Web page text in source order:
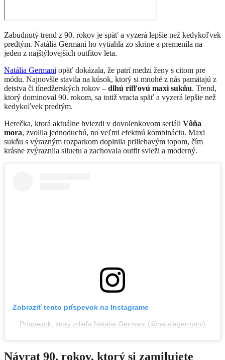
Zabudnutý trend z 90. rokov je späť a vyzerá lepšie než kedykoľvek
predtým. Natália Germani ho vytiahla zo skrine a premenila na
jeden z najštýlovejších outfitov leta.
Natália Germani opäť dokázala, že patrí medzi ženy s citom pre
módu. Najnovšie stavila na kúsok, ktorý si mnohé z nás pamätajú z
detstva či tínedžerských rokov – dlhú rifľovú maxi sukňu. Trend,
ktorý dominoval 90. rokom, sa totiž vracia späť a vyzerá lepšie než
kedykoľvek predtým.
Herečka, ktorá aktuálne hviezdi v dovolenkovom seriáli Vôňa
mora, zvolila jednoduchú, no veľmi efektnú kombináciu. Maxi
sukňu s výrazným rozparkom doplnila priliehavým topom, čím
krásne zvýraznila siluetu a zachovala outfit svieži a moderný.
Zobraziť tento príspevok na Instagrame
Príspevok, ktorý zdieľa Natalia Germani (@natalagermani)
Návrat 90. rokov, ktorý si zamilujete